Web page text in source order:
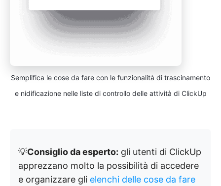
Semplifica le cose da fare con le funzionalità di trascinamento
e nidificazione nelle liste di controllo delle attività di ClickUp
💡Consiglio da esperto: gli utenti di ClickUp
apprezzano molto la possibilità di accedere
e organizzare gli elenchi delle cose da fare